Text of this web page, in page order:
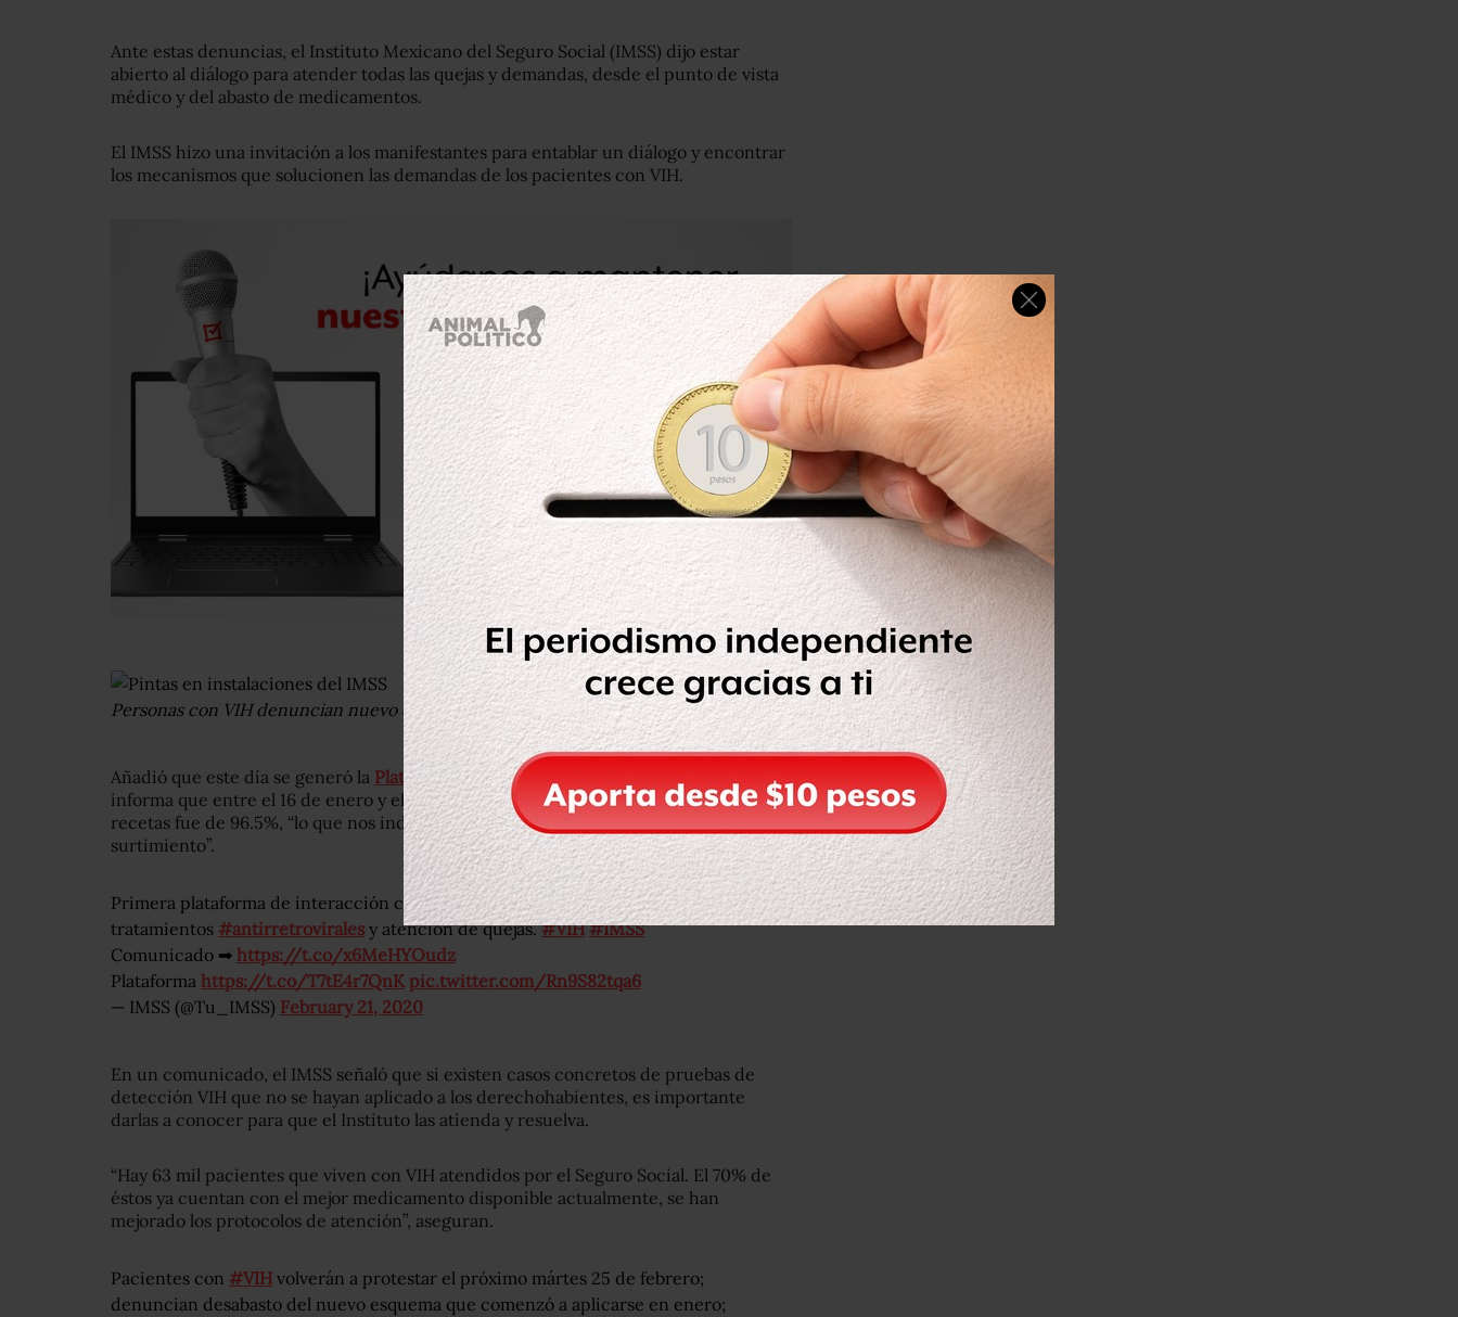
Ante estas denuncias, el Instituto Mexicano del Seguro Social (IMSS) dijo estar
abierto al diálogo para atender todas las quejas y demandas, desde el punto de vista
médico y del abasto de medicamentos.
El IMSS hizo una invitación a los manifestantes para entablar un diálogo y encontrar
los mecanismos que solucionen las demandas de los pacientes con VIH.
Personas con VIH denuncian nuevo desabasto de antirretrovirales en el IMSS
Añadió que este día se generó la Plataforma Interactiva VIH-IMSS , en la cual se
informa que entre el 16 de enero y el 15 de febrero de 2020, el surtimiento de
recetas fue de 96.5%, “lo que nos indica que se están restableciendo los niveles de
surtimiento”.
Primera plataforma de interacción con la derechohabiencia para consulta sobre
tratamientos #antirretrovirales y atención de quejas.#VIH #IMSS
Comunicado ➡ https://t.co/x6MeHYOudz
Plataforma https://t.co/T7tE4r7QnK pic.twitter.com/Rn9S82tqa6
— IMSS (@Tu_IMSS) February 21, 2020
En un comunicado, el IMSS señaló que si existen casos concretos de pruebas de
detección VIH que no se hayan aplicado a los derechohabientes, es importante
darlas a conocer para que el Instituto las atienda y resuelva.
“Hay 63 mil pacientes que viven con VIH atendidos por el Seguro Social. El 70% de
éstos ya cuentan con el mejor medicamento disponible actualmente, se han
mejorado los protocolos de atención”, aseguran.
Pacientes con #VIH volverán a protestar el próximo mártes 25 de febrero;
denuncian desabasto del nuevo esquema que comenzó a aplicarse en enero;